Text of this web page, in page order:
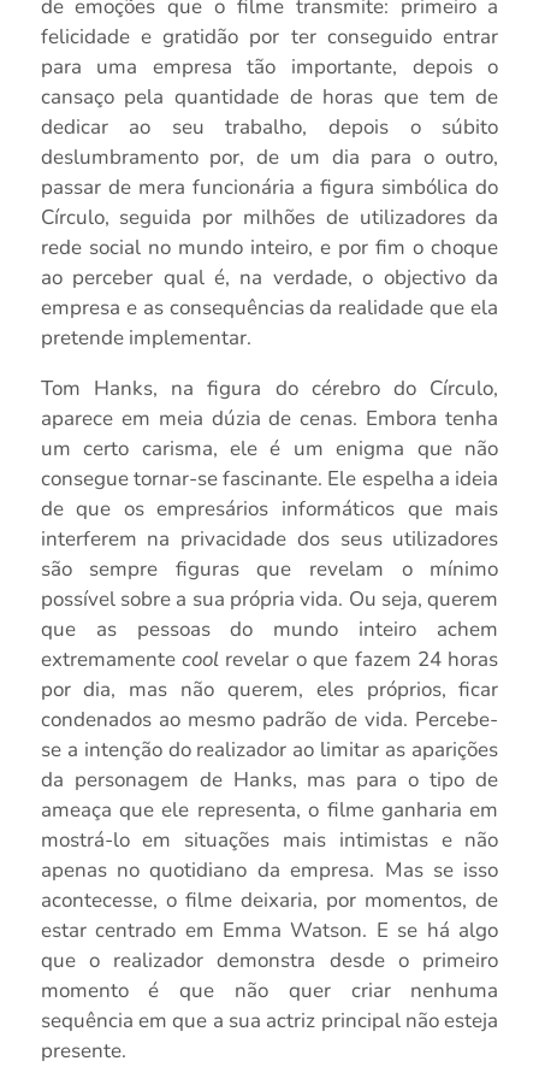
de emoções que o filme transmite: primeiro a
felicidade e gratidão por ter conseguido entrar
para uma empresa tão importante, depois o
cansaço pela quantidade de horas que tem de
dedicar ao seu trabalho, depois o súbito
deslumbramento por, de um dia para o outro,
passar de mera funcionária a figura simbólica do
Círculo, seguida por milhões de utilizadores da
rede social no mundo inteiro, e por fim o choque
ao perceber qual é, na verdade, o objectivo da
empresa e as consequências da realidade que ela
pretende implementar.
Tom Hanks, na figura do cérebro do Círculo,
aparece em meia dúzia de cenas. Embora tenha
um certo carisma, ele é um enigma que não
consegue tornar-se fascinante. Ele espelha a ideia
de que os empresários informáticos que mais
interferem na privacidade dos seus utilizadores
são sempre figuras que revelam o mínimo
possível sobre a sua própria vida. Ou seja, querem
que as pessoas do mundo inteiro achem
extremamente cool revelar o que fazem 24 horas
por dia, mas não querem, eles próprios, ficar
condenados ao mesmo padrão de vida. Percebe-
se a intenção do realizador ao limitar as aparições
da personagem de Hanks, mas para o tipo de
ameaça que ele representa, o filme ganharia em
mostrá-lo em situações mais intimistas e não
apenas no quotidiano da empresa. Mas se isso
acontecesse, o filme deixaria, por momentos, de
estar centrado em Emma Watson. E se há algo
que o realizador demonstra desde o primeiro
momento é que não quer criar nenhuma
sequência em que a sua actriz principal não esteja
presente.